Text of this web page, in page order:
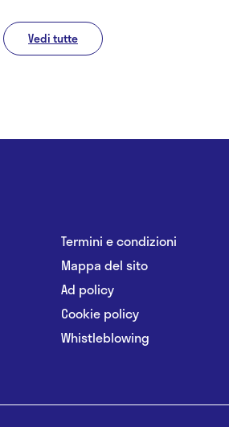
Vedi tutte
Termini e condizioni
Mappa del sito
Ad policy
Cookie policy
Whistleblowing